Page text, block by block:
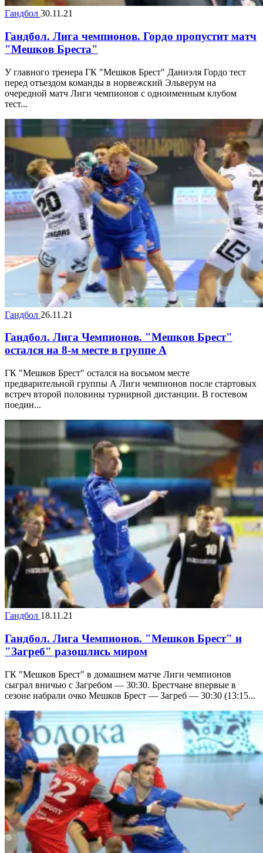
Гандбол 30.11.21
Гандбол. Лига чемпионов. Гордо пропустит матч
"Мешков Бреста"
У главного тренера ГК "Мешков Брест" Даниэля Гордо тест
перед отъездом команды в норвежский Эльверум на
очередной матч Лиги чемпионов с одноименным клубом
тест...
Гандбол 26.11.21
Гандбол. Лига Чемпионов. "Мешков Брест"
остался на 8-м месте в группе А
ГК "Мешков Брест" остался на восьмом месте
предварительной группы А Лиги чемпионов после стартовых
встреч второй половины турнирной дистанции. В гостевом
поедин...
Гандбол 18.11.21
Гандбол. Лига Чемпионов. "Мешков Брест" и
"Загреб" разошлись миром
ГК "Мешков Брест" в домашнем матче Лиги чемпионов
сыграл вничью с Загребом — 30:30. Брестчане впервые в
сезоне набрали очко Мешков Брест — Загреб — 30:30 (13:15...